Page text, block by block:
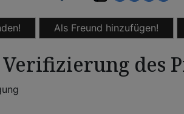
Als Freund hinzufügen!
Verifizierung des